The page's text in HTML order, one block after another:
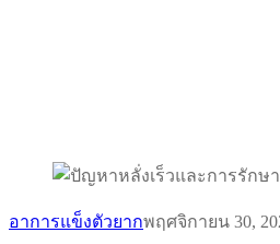
อาการแข็งตัวยากพฤศจิกายน 30,